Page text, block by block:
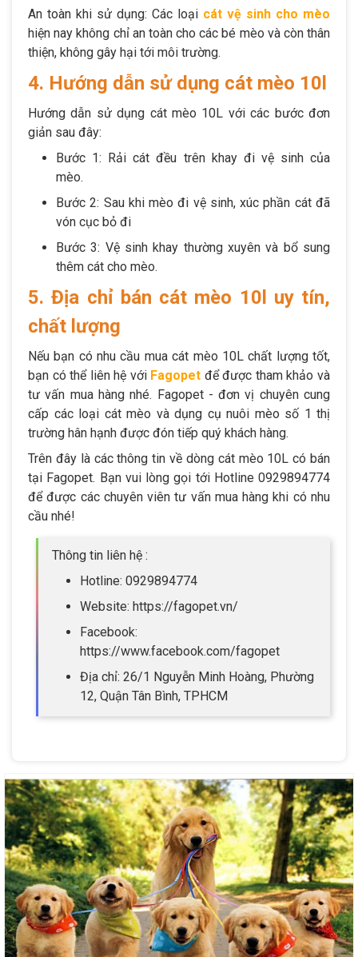
An toàn khi sử dụng: Các loại cát vệ sinh cho mèo
hiện nay không chỉ an toàn cho các bé mèo và còn thân
thiện, không gây hại tới môi trường.
4. Hướng dẫn sử dụng cát mèo 10l
Hướng dẫn sử dụng cát mèo 10L với các bước đơn
giản sau đây:
Bước 1: Rải cát đều trên khay đi vệ sinh của
mèo.
Bước 2: Sau khi mèo đi vệ sinh, xúc phần cát đã
vón cục bỏ đi
Bước 3: Vệ sinh khay thường xuyên và bổ sung
thêm cát cho mèo.
5. Địa chỉ bán cát mèo 10l uy tín,
chất lượng
Nếu bạn có nhu cầu mua cát mèo 10L chất lượng tốt,
bạn có thể liên hệ với Fagopet để được tham khảo và
tư vấn mua hàng nhé. Fagopet - đơn vị chuyên cung
cấp các loại cát mèo và dụng cụ nuôi mèo số 1 thị
trường hân hạnh được đón tiếp quý khách hàng.
Trên đây là các thông tin về dòng cát mèo 10L có bán
tại Fagopet. Bạn vui lòng gọi tới Hotline 0929894774
để được các chuyên viên tư vấn mua hàng khi có nhu
cầu nhé!
Thông tin liên hệ :
Hotline: 0929894774
Website: https://fagopet.vn/
Facebook:
https://www.facebook.com/fagopet
Địa chỉ: 26/1 Nguyễn Minh Hoàng, Phường
12, Quận Tân Bình, TPHCM